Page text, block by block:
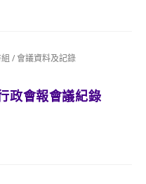
/會議資料及記錄
政會報會議紀錄